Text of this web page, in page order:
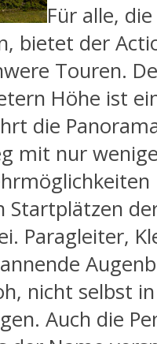
Für alle,
bietet der
Touren.
Höhe ist
die
mit nur
Startplätzen
Paragleiter,
nicht selbst
Auch die